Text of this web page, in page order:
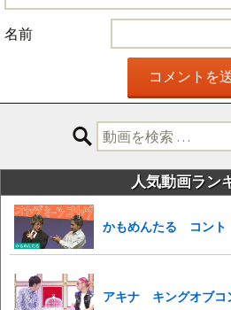
名前
検
索:
人気動画ラン
かもめんたる コント
アキナ キングオブコ